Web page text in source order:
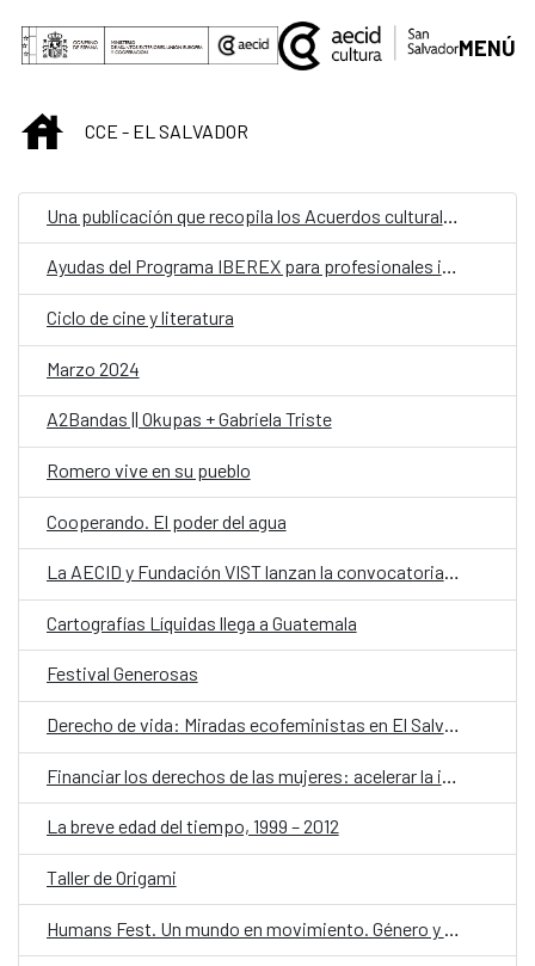
Saltar al contenido principal
MENÚ
INICIOCCE - EL SALVADOR
Ayudas del Programa IBEREX para profesionales iberoamericanos del sector cultural
Ciclo de cine y literatura
Marzo 2024
A2Bandas || Okupas + Gabriela Triste
Romero vive en su pueblo
Cooperando. El poder del agua
La AECID y Fundación VIST lanzan la convocatoria E·CO/24 Historias del Agua
Cartografías Líquidas llega a Guatemala
Festival Generosas
Derecho de vida: Miradas ecofeministas en El Salvador
La breve edad del tiempo, 1999 – 2012
Taller de Origami